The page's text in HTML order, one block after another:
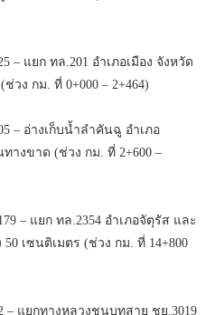
– แยก ทล.201 อำเภอเมือง จังหวัด
วง กม. ที่ 0+000 – 2+464)
– อ่างเก็บน้ำลำคันฉู อำเภอ
างขาด (ช่วง กม. ที่ 2+600 –
– แยก ทล.2354 อำเภอจัตุรัส และ
เซนติเมตร (ช่วง กม. ที่ 14+800
– แยกทางหลวงชนบทสาย ชย.3019